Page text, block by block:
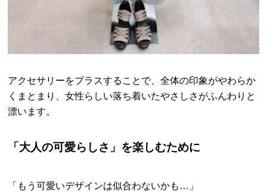
アクセサリーをプラスすることで、全体の印象がやわらか
くまとまり、女性らしい落ち着いたやさしさがふんわりと
漂います。
「大人の可愛らしさ」を楽しむために
「もう可愛いデザインは似合わないかも…」